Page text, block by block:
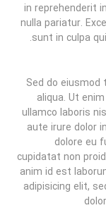
in reprehenderit
nulla pariatur.
sunt in culpa
Sed do
aliqua. Ut
ullamco laboris
aute irure dolor
dolore eu
cupidatat non
anim id est
adipisicing elit,